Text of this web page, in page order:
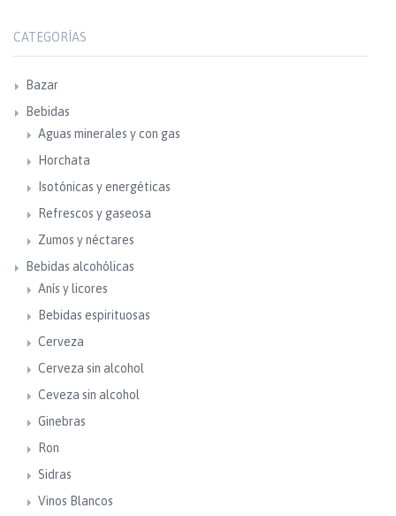
CATEGORÍAS
Bazar
Bebidas
Aguas minerales y con gas
Horchata
Isotónicas y energéticas
Refrescos y gaseosa
Zumos y néctares
Bebidas alcohólicas
Anís y licores
Bebidas espirituosas
Cerveza
Cerveza sin alcohol
Ceveza sin alcohol
Ginebras
Ron
Sidras
Vinos Blancos